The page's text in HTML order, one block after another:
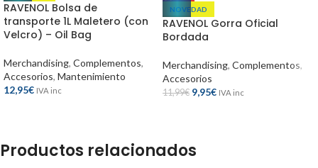
RAVENOL Bolsa de
transporte 1L Maletero (con
Velcro) – Oil Bag
Merchandising, Complementos,
Accesorios, Mantenimiento
12,95€ IVA inc
NOVEDAD
RAVENOL Gorra Oficial
Bordada
Merchandising, Complementos,
Accesorios
11,99€ 9,95€ IVA inc
Productos relacionados